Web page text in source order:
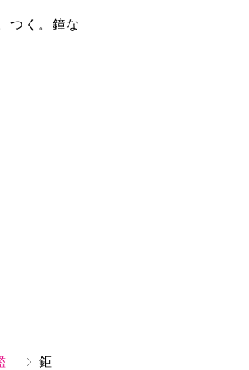
つく。鐘な
鉅